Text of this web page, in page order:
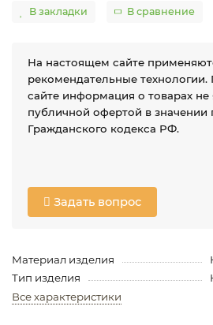
В закладки В сравнение
На настоящем сайте
рекомендательные технологии.
сайте информация о товарах не
публичной офертой в значении
Гражданского кодекса РФ.
Задать вопрос
Материал изделия
Тип изделия
Все характеристики